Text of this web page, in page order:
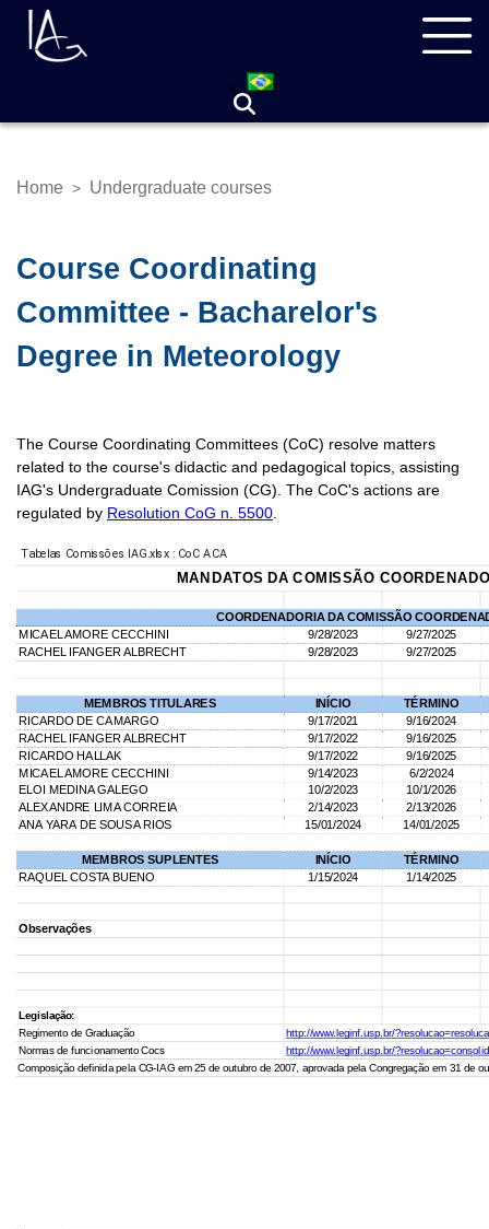
Skip
Breadcrumb
Home > Undergraduate courses
Course Coordinating
Committee - Bacharelor's
Degree in Meteorology
The Course Coordinating Committees (CoC) resolve matters
related to the course's didactic and pedagogical topics, assisting
IAG's Undergraduate Comission (CG). The CoC's actions are
regulated by Resolution CoG n. 5500